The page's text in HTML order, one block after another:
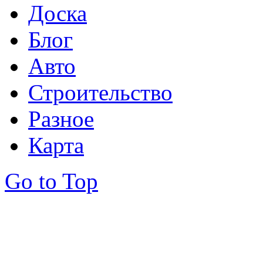
Доска
Блог
Авто
Строительство
Разное
Карта
Go to Top